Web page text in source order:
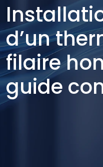
d’un
filaire
guide